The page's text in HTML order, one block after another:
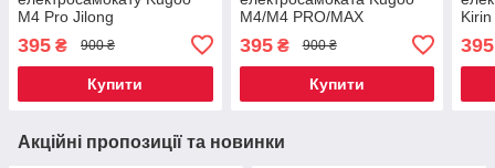
M4 Pro Jilong
395 ₴ 900 ₴
Купити
M4/M4 PRO/MAX
395₴ 900 ₴
Купити
395
Акційні пропозиції та новинки